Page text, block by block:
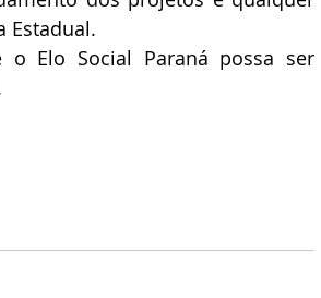
Estadual.
o Elo Social Paraná possa ser